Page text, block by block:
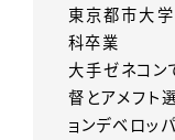
東京都市大
科卒業
大手ゼネコン
督とアメフト
ョンデベロッ